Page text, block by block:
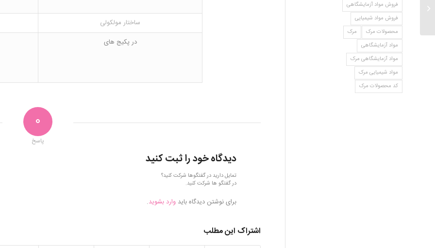
ساختار مولکولی
در پکیج های
0
پاسخ
دیدگاه خود را ثبت کنید
تمایل دارید در گفتگوها شرکت کنید؟
در گفتگو ها شرکت کنید.
برای نوشتن دیدگاه باید وارد بشوید.
اشتراک این مطلب
فروش مواد آزمایشگاهی
فروش مواد شیمیایی
محصولات مرک
مرک
مواد آزمایشگاهی
مواد آزمایشگاهی مرک
مواد شیمیایی مرک
کد محصولات مرک
پتاسیم برومات